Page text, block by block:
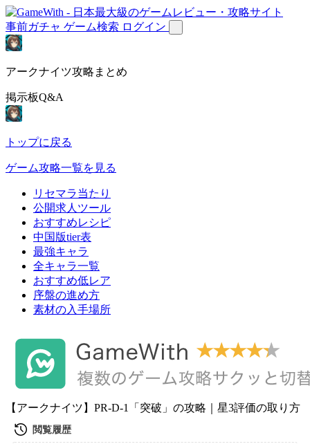
事前ガチャ ゲーム検索 ログイン
アークナイツ攻略まとめ
掲示板Q&A
トップに戻る
ゲーム攻略一覧を見る
リセマラ当たり
公開求人ツール
おすすめレシピ
中国版tier表
最強キャラ
全キャラ一覧
おすすめ低レア
序盤の進め方
素材の入手場所
【アークナイツ】PR-D-1「突破」の攻略｜星3評価の取り方